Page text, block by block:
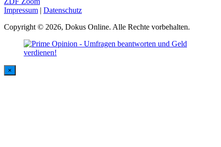
Impressum | Datenschutz
Copyright © 2026, Dokus Online. Alle Rechte vorbehalten.
×